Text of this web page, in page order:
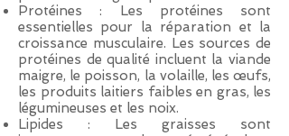
Protéines : Les protéines sont
essentielles pour la réparation et la
croissance musculaire. Les sources de
protéines de qualité incluent la viande
maigre, le poisson, la volaille, les œufs,
les produits laitiers faibles en gras, les
légumineuses et les noix.
Lipides : Les graisses sont